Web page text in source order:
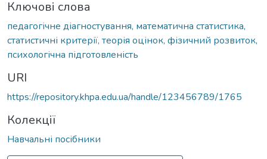
Ключові слова
педагогічне діагностування, математична статистика,
статистичні критерії, теорія оцінок, фізичний розвиток,
психологічна підготовленість
URI
https://repository.khpa.edu.ua/handle/123456789/1765
Колекції
Навчальні посібники